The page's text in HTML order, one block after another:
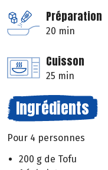
Préparation
20 min
Cuisson
25 min
Ingrédients
Pour 4 personnes
200 g de Tofu